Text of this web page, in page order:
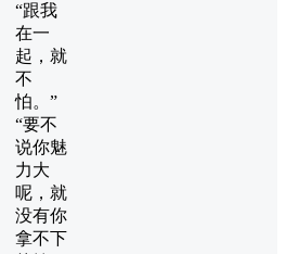
“跟我
在一
起，就
不
怕。”
“要不
说你魅
力大
呢，就
没有你
拿不下